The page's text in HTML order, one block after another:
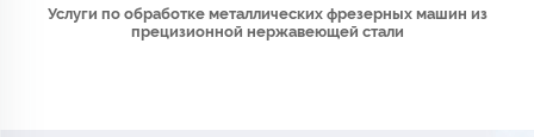
Услуги по обработке металлических фрезерных машин из
прецизионной нержавеющей стали